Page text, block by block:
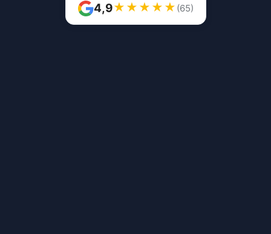
4,9★ ★ ★ ★ ★ (65)